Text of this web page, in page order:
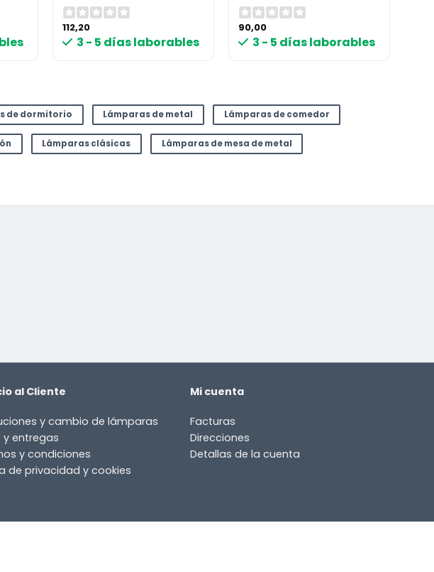
112,20
3 - 5 días laborables
90,00
3 - 5 días laborables
de dormitorio Lámparas de metal Lámparas de comedor
Lámparas clásicas Lámparas de mesa de metal
al Cliente
y cambio de lámparas
y entregas
y condiciones
de privacidad y cookies
Mi cuenta
Facturas
Direcciones
Detallas de la cuenta